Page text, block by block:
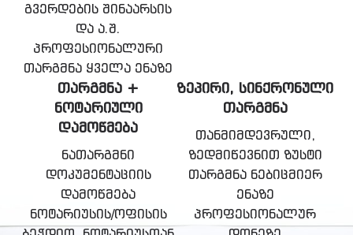
გვერდების შინაარსის
და ა.შ.
პროფესიონალური
თარგმნა ყველა ენაზე
ᲗᲐᲠᲒᲛᲜᲐ +
ᲜᲝᲢᲐᲠᲘᲣᲚᲘ
ᲓᲐᲛᲝᲬᲛᲔᲑᲐ
ნათარგმნი
დოკუმენტაციის
დამოწმება
ნოტარიუსის/ოფისის
ᲖᲔᲞᲘᲠᲘ, ᲡᲘᲜᲥᲠᲝᲜᲣᲚᲘ
ᲗᲐᲠᲒᲛᲜᲐ
თანმიმდევრული,
ზედმიწევნით ზუსტი
თარგმნა ნებიცმიერ
ენაზე
პროფესიონალურ